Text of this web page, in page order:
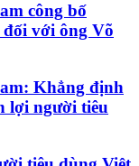
công bố
với ông Võ
Khẳng định
lợi người tiêu